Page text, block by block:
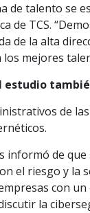
de talento se
de TCS.
de la alta
mejores
estudio
de
informó de
el riesgo y la
con
la